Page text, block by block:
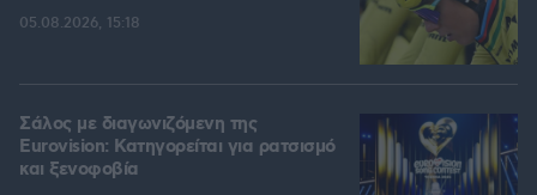
05.08.2026, 15:18
Σάλος με διαγωνιζόμενη της
Eurovision: Κατηγορείται για ρατσισμό
και ξενοφοβία